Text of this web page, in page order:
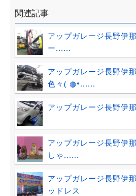
関連記事
アップガレージ長野
ー......
アップガレージ長野伊
色々( ◍•......
アップガレージ長野伊
アップガレージ長野伊
しゃ......
アップガレージ長野伊
ッドレス